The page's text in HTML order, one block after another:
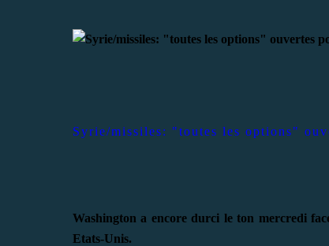
Syrie/missiles: "toutes les options"
Washington a encore durci le ton mercredi
Etats-Unis.